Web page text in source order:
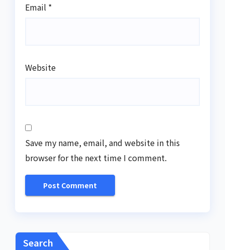
Email *
Website
Save my name, email, and website in this
browser for the next time I comment.
Search